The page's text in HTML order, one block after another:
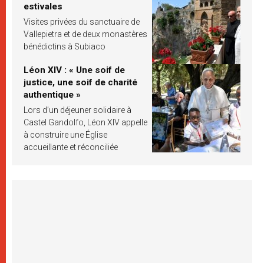
estivales
Visites privées du sanctuaire de
Vallepietra et de deux monastères
bénédictins à Subiaco
Léon XIV : « Une soif de
justice, une soif de charité
authentique »
Lors d’un déjeuner solidaire à
Castel Gandolfo, Léon XIV appelle
à construire une Église
accueillante et réconciliée